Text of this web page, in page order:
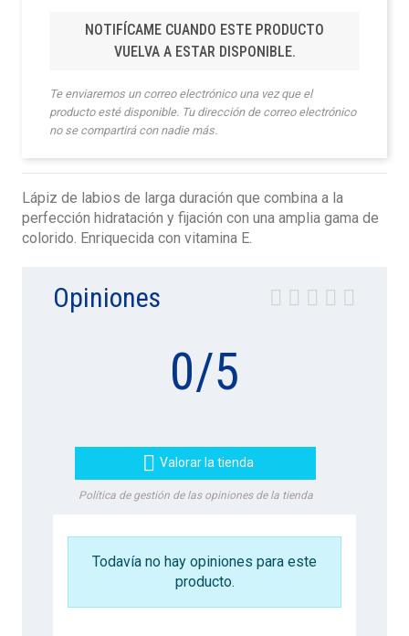
NOTIFÍCAME CUANDO ESTE PRODUCTO
VUELVA A ESTAR DISPONIBLE.
Te enviaremos un correo electrónico una vez que el
producto esté disponible. Tu dirección de correo electrónico
no se compartirá con nadie más.
Lápiz de labios de larga duración que combina a la
perfección hidratación y fijación con una amplia gama de
colorido. Enriquecida con vitamina E.
Opiniones
0/5
 Valorar la tienda
Política de gestión de las opiniones de la tienda
Todavía no hay opiniones para este
producto.